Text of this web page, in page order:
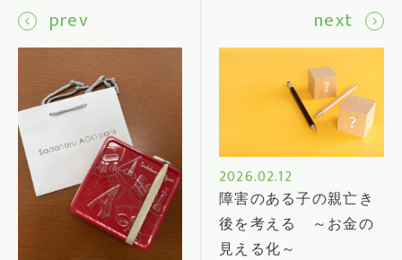
prev next
2026.02.12
障害のある子の親亡き
後を考える ～お金の
見える化～